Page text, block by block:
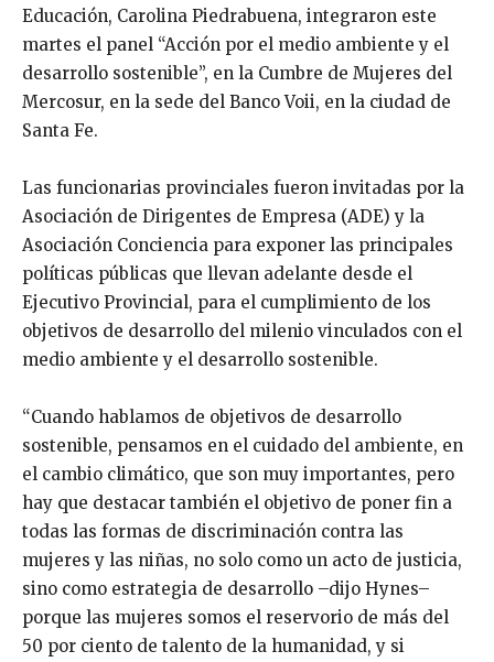
Educación, Carolina Piedrabuena, integraron este
martes el panel “Acción por el medio ambiente y el
desarrollo sostenible”, en la Cumbre de Mujeres del
Mercosur, en la sede del Banco Voii, en la ciudad de
Santa Fe.
Las funcionarias provinciales fueron invitadas por la
Asociación de Dirigentes de Empresa (ADE) y la
Asociación Conciencia para exponer las principales
políticas públicas que llevan adelante desde el
Ejecutivo Provincial, para el cumplimiento de los
objetivos de desarrollo del milenio vinculados con el
medio ambiente y el desarrollo sostenible.
“Cuando hablamos de objetivos de desarrollo
sostenible, pensamos en el cuidado del ambiente, en
el cambio climático, que son muy importantes, pero
hay que destacar también el objetivo de poner fin a
todas las formas de discriminación contra las
mujeres y las niñas, no solo como un acto de justicia,
sino como estrategia de desarrollo –dijo Hynes–
porque las mujeres somos el reservorio de más del
50 por ciento de talento de la humanidad, y si